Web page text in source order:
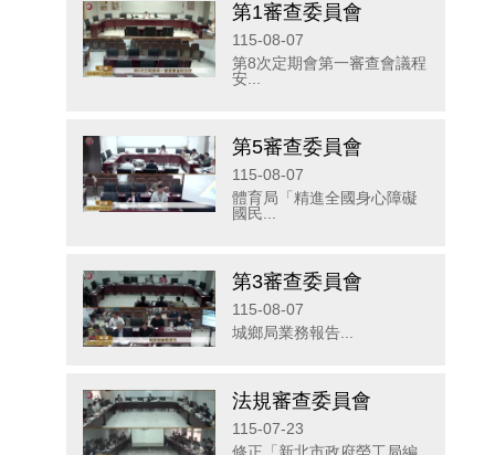
第1審查委員會
115-08-07
第8次定期會第一審查會議程
安...
第5審查委員會
115-08-07
體育局「精進全國身心障礙
國民...
第3審查委員會
115-08-07
城鄉局業務報告...
法規審查委員會
115-07-23